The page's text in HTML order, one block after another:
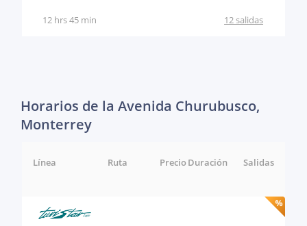
12 salidas
12 hrs 45 min
Horarios de la Avenida Churubusco,
Monterrey
Línea Ruta Salidas
Duración
Precio